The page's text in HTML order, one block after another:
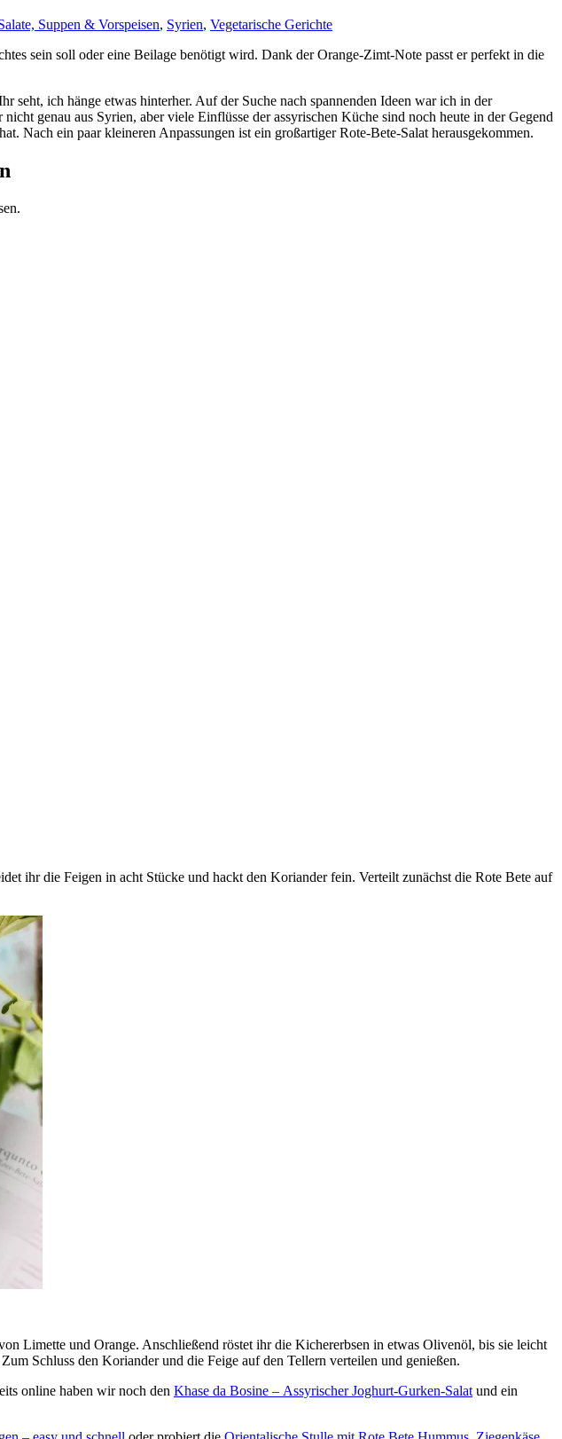
Suppen & Vorspeisen, Syrien, Vegetarische Gerichte
sein soll oder eine Beilage benötigt wird. Dank der Orange-Zimt-Note passt er perfekt in die
seht, ich hänge etwas hinterher. Auf der Suche nach spannenden Ideen war ich in der
nicht genau aus Syrien, aber viele Einflüsse der assyrischen Küche sind noch heute in der Gegend
Nach ein paar kleineren Anpassungen ist ein großartiger Rote-Bete-Salat herausgekommen.
ihr die Feigen in acht Stücke und hackt den Koriander fein. Verteilt zunächst die Rote Bete auf
Limette und Orange. Anschließend röstet ihr die Kichererbsen in etwas Olivenöl, bis sie leicht
Schluss den Koriander und die Feige auf den Tellern verteilen und genießen.
online haben wir noch den Khase da Bosine – Assyrischer Joghurt-Gurken-Salat und ein